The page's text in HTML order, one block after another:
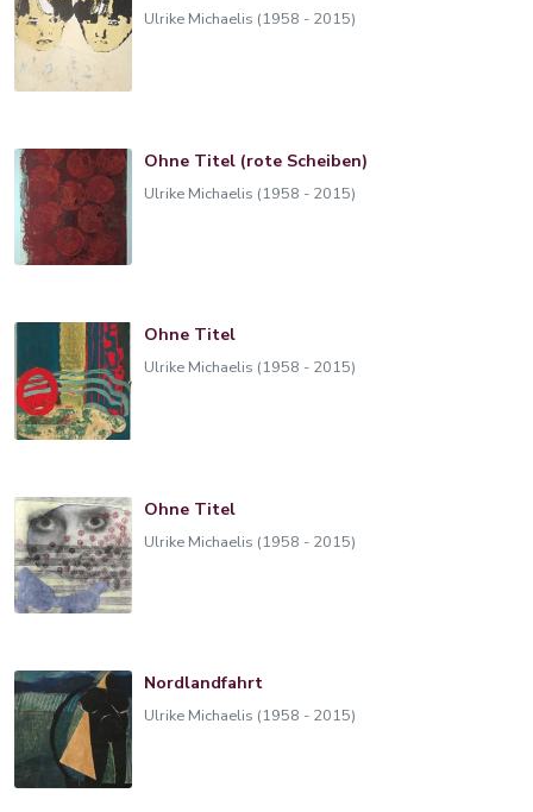
Ulrike Michaelis (1958 - 2015)
Ohne Titel (rote Scheiben)
Ulrike Michaelis (1958 - 2015)
Ohne Titel
Ulrike Michaelis (1958 - 2015)
Ohne Titel
Ulrike Michaelis (1958 - 2015)
Nordlandfahrt
Ulrike Michaelis (1958 - 2015)